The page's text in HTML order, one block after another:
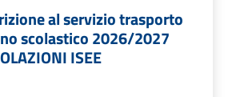
al servizio trasporto
scolastico 2026/2027
ISEE